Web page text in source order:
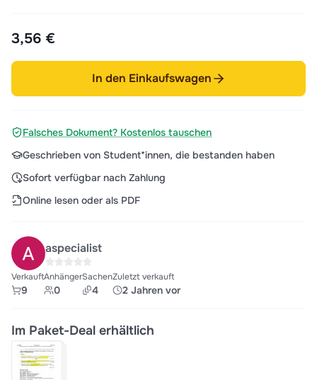
3,56 €
In den Einkaufswagen
Falsches Dokument? Kostenlos tauschen
Geschrieben von Student*innen, die bestanden haben
Sofort verfügbar nach Zahlung
Online lesen oder als PDF
aspecialist
Verkauft
9
Anhänger
0
Sachen
4
Zuletzt verkauft
2 Jahren vor
Im Paket-Deal erhältlich